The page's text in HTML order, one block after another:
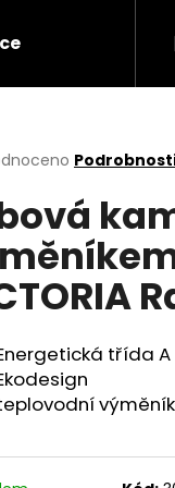
třída A
výměník